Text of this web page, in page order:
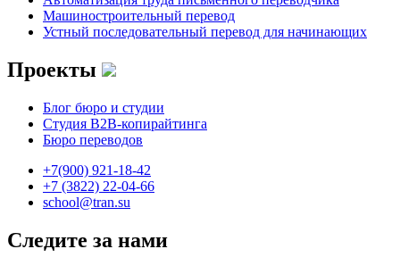
Машиностроительный перевод
Устный последовательный перевод для начинающих
Проекты
Блог бюро и студии
Студия B2B-копирайтинга
Бюро переводов
+7(900) 921-18-42
+7 (3822) 22-04-66
school@tran.su
Следите за нами